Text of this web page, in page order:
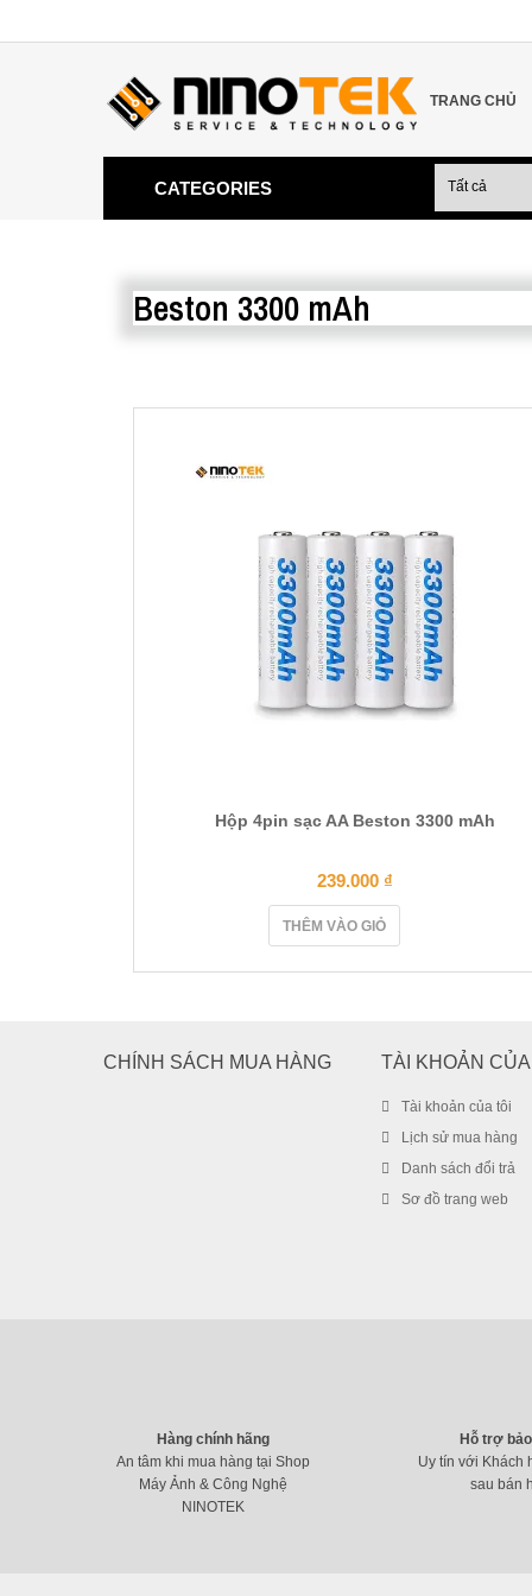
TRANG CHỦ
CATEGORIES
Beston 3300 mAh
Hộp 4pin sạc AA Beston 3300 mAh
239.000 ₫
THÊM VÀO GIỎ
CHÍNH SÁCH MUA HÀNG TÀI KHOẢN CỦA
Tài khoản của tôi
Lịch sử mua hàng
Danh sách đổi trả
Sơ đồ trang web
Hàng chính hãng
An tâm khi mua hàng tại Shop
Máy Ảnh & Công Nghệ
NINOTEK
Hỗ trợ
Uy tín với Khách
sau bán